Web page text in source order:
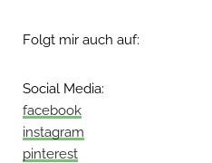
Folgt mir auch auf:
Social Media:
facebook
instagram
pinterest